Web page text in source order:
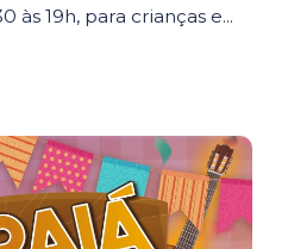
às 19h, para crianças e...